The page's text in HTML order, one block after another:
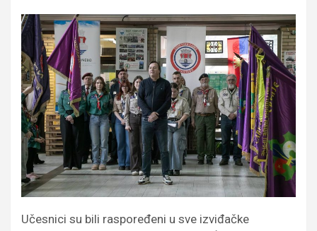
Učesnici su bili raspoređeni u sve izviđačke